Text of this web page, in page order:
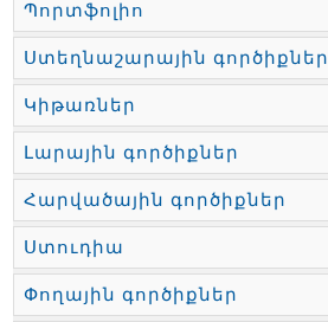
Պորտֆոլիո
Ստեղնաշարային գործիքներ
Կիթառներ
Լարային գործիքներ
Հարվածային գործիքներ
Ստուդիա
Փողային գործիքներ